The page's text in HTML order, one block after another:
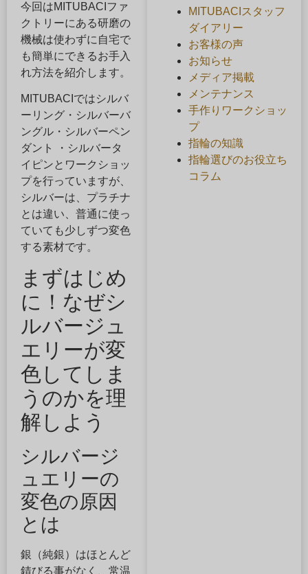
今回はMITUBACIファ
クトリーにある研磨の
機械は使わずに自宅で
も簡単にできるお手入
れ方法を紹介します。
MITUBACIではシルバ
ーリング・シルバーバ
ングル・シルバーペン
ダント ・シルバータ
イピンとワークショッ
プを行っていますが、
シルバーは、プラチナ
とは違い、普通に使っ
ていても少しずつ変色
する素材です。
まずはじめ
に！なぜシ
ルバージュ
エリーが変
色してしま
うのかを理
解しよう
シルバージ
ュエリーの
変色の原因
とは
銀（純銀）はほとんど
錆びる事がなく、常温
MITUBACIスタッフ
ダイアリー
お客様の声
お知らせ
メディア掲載
メンテナンス
手作りワークショッ
プ
指輪の知識
指輪選びのお役立ち
コラム